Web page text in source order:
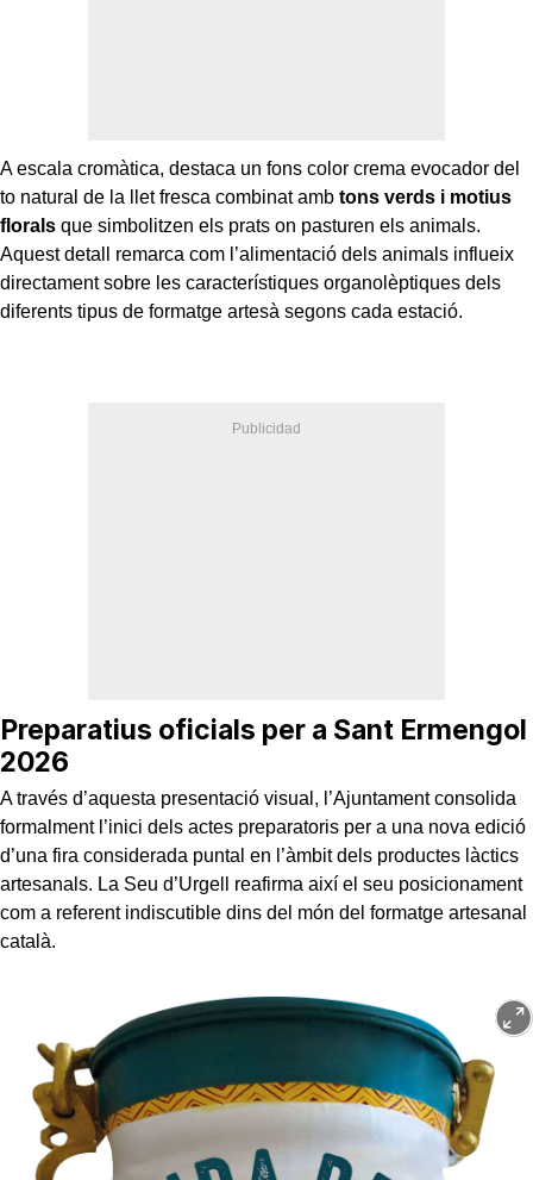
A escala cromàtica, destaca un fons color crema evocador del
to natural de la llet fresca combinat amb tons verds i motius
florals que simbolitzen els prats on pasturen els animals.
Aquest detall remarca com l’alimentació dels animals influeix
directament sobre les característiques organolèptiques dels
diferents tipus de formatge artesà segons cada estació.
Preparatius oficials per a Sant Ermengol
2026
A través d’aquesta presentació visual, l’Ajuntament consolida
formalment l’inici dels actes preparatoris per a una nova edició
d’una fira considerada puntal en l’àmbit dels productes làctics
artesanals. La Seu d’Urgell reafirma així el seu posicionament
com a referent indiscutible dins del món del formatge artesanal
català.